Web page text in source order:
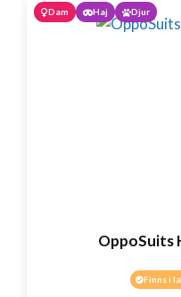
Dam Haj Djur
OppoSuits
Finns i